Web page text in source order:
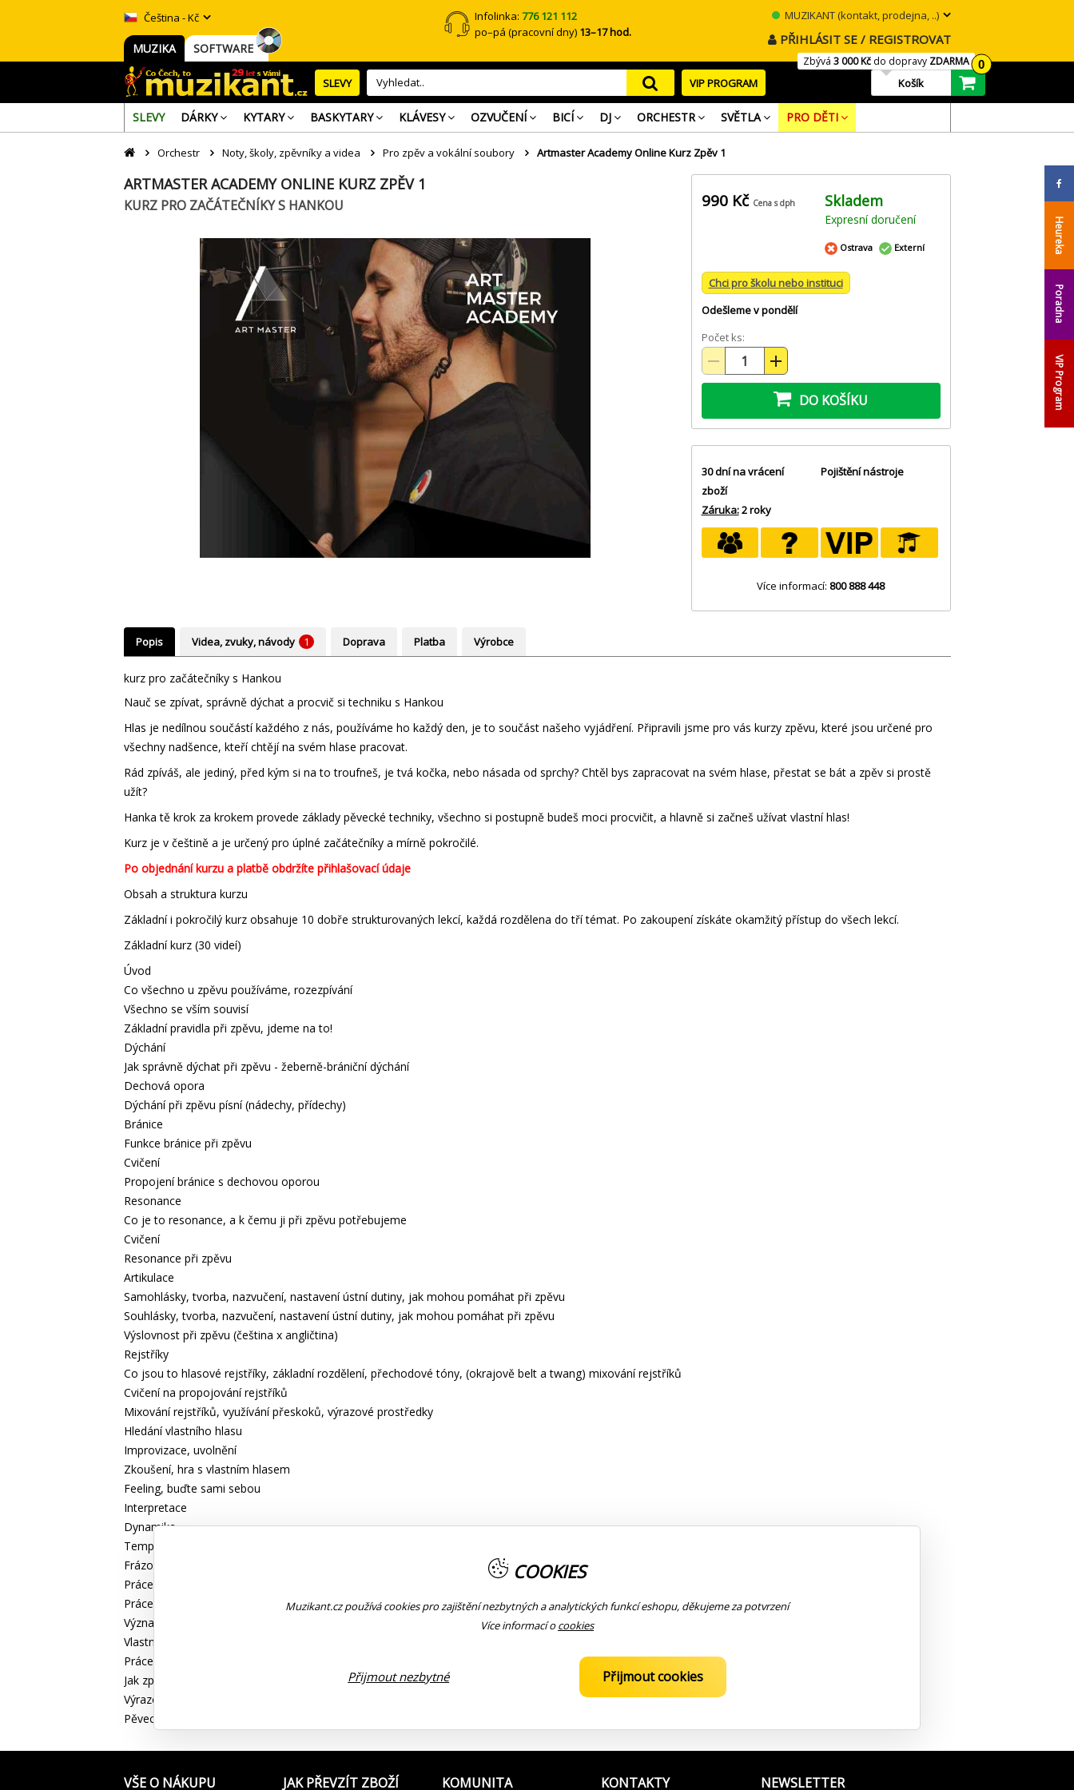
Infolinka:776 121 112
po–pá (pracovní dny) 13–17 hod.
Čeština - Kč MUZIKANT (kontakt, prodejna, ..)
MUZIKA SOFTWARE
PŘIHLÁSIT SE / REGISTROVAT
SLEVY VIP PROGRAM
Zbývá 3 000 Kčdo dopravy ZDARMA 0
Košík
SLEVY DÁRKY KYTARY BASKYTARY KLÁVESY OZVUČENÍ BICÍ DJ ORCHESTR SVĚTLA PRO DĚTI
Heureka
Poradna
VIP Program
Orchestr Noty, školy, zpěvníky a videa Pro zpěv a vokální soubory Artmaster Academy Online Kurz Zpěv 1
ARTMASTER ACADEMY ONLINE KURZ ZPĚV 1
KURZ PRO ZAČÁTEČNÍKY S HANKOU 990 Kč Cena s dph Skladem
Expresní doručení
Ostrava Externí
Chci pro školu nebo instituci
Odešleme v pondělí
Počet ks:
DO KOŠÍKU
30 dní na vrácení
zboží
Záruka:2 roky
Pojištění nástroje
Více informací: 800 888 448
Popis Videa, zvuky, návody 1 Doprava Platba Výrobce
kurz pro začátečníky s Hankou
Nauč se zpívat, správně dýchat a procvič si techniku s Hankou
Hlas je nedílnou součástí každého z nás, používáme ho každý den, je to součást našeho vyjádření. Připravili jsme pro vás kurzy zpěvu, které jsou určené pro
všechny nadšence, kteří chtějí na svém hlase pracovat.
Rád zpíváš, ale jediný, před kým si na to troufneš, je tvá kočka, nebo násada od sprchy? Chtěl bys zapracovat na svém hlase, přestat se bát a zpěv si prostě
užít?
Hanka tě krok za krokem provede základy pěvecké techniky, všechno si postupně budeš moci procvičit, a hlavně si začneš užívat vlastní hlas!
Kurz je v češtině a je určený pro úplné začátečníky a mírně pokročilé.
Po objednání kurzu a platbě obdržíte přihlašovací údaje
Obsah a struktura kurzu
Základní i pokročilý kurz obsahuje 10 dobře strukturovaných lekcí, každá rozdělena do tří témat. Po zakoupení získáte okamžitý přístup do všech lekcí.
Základní kurz (30 videí)
Úvod
Co všechno u zpěvu používáme, rozezpívání
Všechno se vším souvisí
Základní pravidla při zpěvu, jdeme na to!
Dýchání
Jak správně dýchat při zpěvu - žeberně-brániční dýchání
Dechová opora
Dýchání při zpěvu písní (nádechy, přídechy)
Bránice
Funkce bránice při zpěvu
Cvičení
Propojení bránice s dechovou oporou
Resonance
Co je to resonance, a k čemu ji při zpěvu potřebujeme
Cvičení
Resonance při zpěvu
Artikulace
Samohlásky, tvorba, nazvučení, nastavení ústní dutiny, jak mohou pomáhat při zpěvu
Souhlásky, tvorba, nazvučení, nastavení ústní dutiny, jak mohou pomáhat při zpěvu
Výslovnost při zpěvu (čeština x angličtina)
Rejstříky
Co jsou to hlasové rejstříky, základní rozdělení, přechodové tóny, (okrajově belt a twang) mixování rejstříků
Cvičení na propojování rejstříků
Mixování rejstříků, využívání přeskoků, výrazové prostředky
Hledání vlastního hlasu
Improvizace, uvolnění
Zkoušení, hra s vlastním hlasem
Feeling, buďte sami sebou
Interpretace
Dynamika
Tempo, rytmus
Frázování
Práce s písní
Práce s písní, intonace
Význam a dramatizace písně
Vlastní interpretace písně
Práce s mikrofonem
Jak zpívat na mikrofon - základy
Výrazové prostředky
Pěvecký postoj, jevištní pohyb
VŠE O NÁKUPU JAK PŘEVZÍT ZBOŽÍ KOMUNITA KONTAKTY NEWSLETTER
COOKIES
Muzikant.cz používá cookies pro zajištění nezbytných a analytických funkcí eshopu, děkujeme za potvrzení
Více informací ocookies
Přijmout cookies
Přijmout nezbytné